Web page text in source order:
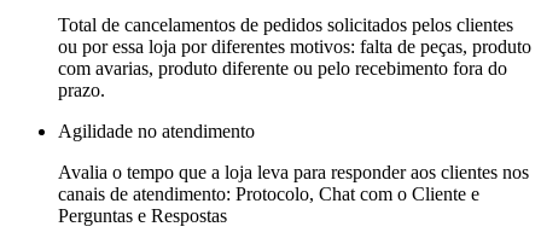
Total de cancelamentos de pedidos solicitados pelos clientes
ou por essa loja por diferentes motivos: falta de peças, produto
com avarias, produto diferente ou pelo recebimento fora do
prazo.
Agilidade no atendimento
Avalia o tempo que a loja leva para responder aos clientes nos
canais de atendimento: Protocolo, Chat com o Cliente e
Perguntas e Respostas